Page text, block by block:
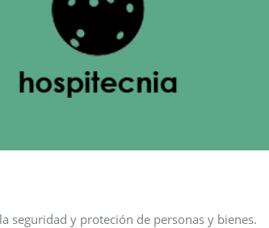
seguridad y proteción de personas y bienes.